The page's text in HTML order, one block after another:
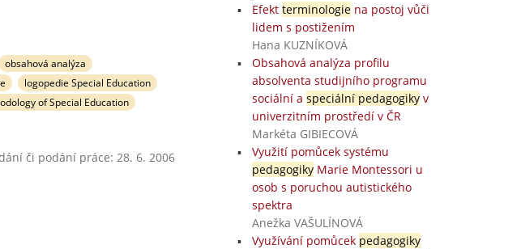
obsahová analýza
logopedie Special Education
of Special Education
či podání práce: 28. 6. 2006
Efekt terminologiena postoj vůči
lidem s postižením
Hana KUZNÍKOVÁ
Obsahová analýza profilu
absolventa studijního programu
sociální a speciální pedagogikyv
univerzitním prostředí v ČR
Markéta GIBIECOVÁ
Využití pomůcek systému
pedagogikyMarie Montessori u
osob s poruchou autistického
spektra
Anežka VAŠULÍNOVÁ
Využívání pomůcek pedagogiky